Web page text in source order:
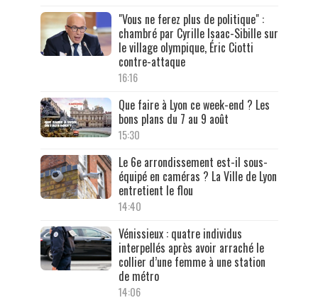
"Vous ne ferez plus de politique" :
chambré par Cyrille Isaac-Sibille sur
le village olympique, Éric Ciotti
contre-attaque
16:16
Que faire à Lyon ce week-end ? Les
bons plans du 7 au 9 août
15:30
Le 6e arrondissement est-il sous-
équipé en caméras ? La Ville de Lyon
entretient le flou
14:40
Vénissieux : quatre individus
interpellés après avoir arraché le
collier d’une femme à une station
de métro
14:06